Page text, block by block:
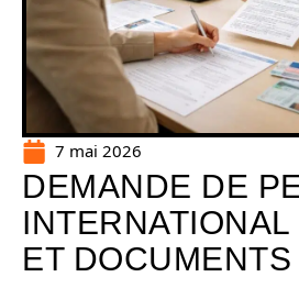
7 mai 2026
DEMANDE DE
ET